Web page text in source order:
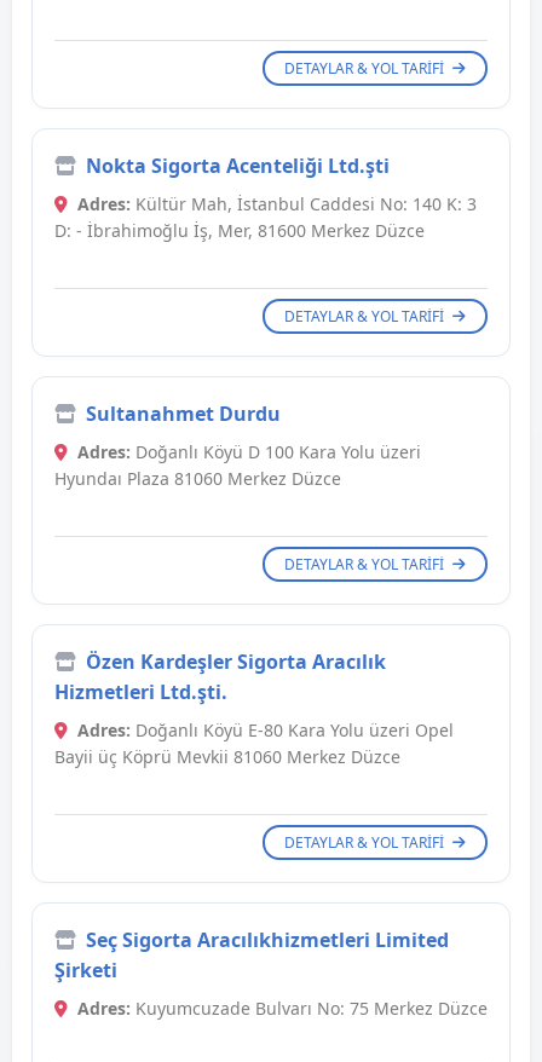
DETAYLAR & YOL TARIFI
Nokta Sigorta Acenteliği Ltd.şti
Adres: Kültür Mah, İstanbul Caddesi No: 140 K: 3
D: - İbrahimoğlu İş, Mer, 81600 Merkez Düzce
DETAYLAR & YOL TARIFI
Sultanahmet Durdu
Adres: Doğanlı Köyü D 100 Kara Yolu üzeri
Hyundaı Plaza 81060 Merkez Düzce
DETAYLAR & YOL TARIFI
Özen Kardeşler Sigorta Aracılık
Hizmetleri Ltd.şti.
Adres: Doğanlı Köyü E-80 Kara Yolu üzeri Opel
Bayii üç Köprü Mevkii 81060 Merkez Düzce
DETAYLAR & YOL TARIFI
Seç Sigorta Aracılıkhizmetleri Limited
Şirketi
Adres: Kuyumcuzade Bulvarı No: 75 Merkez Düzce